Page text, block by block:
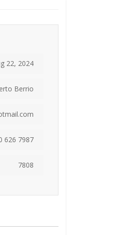
22, 2024
Berrio
626 7987
7808